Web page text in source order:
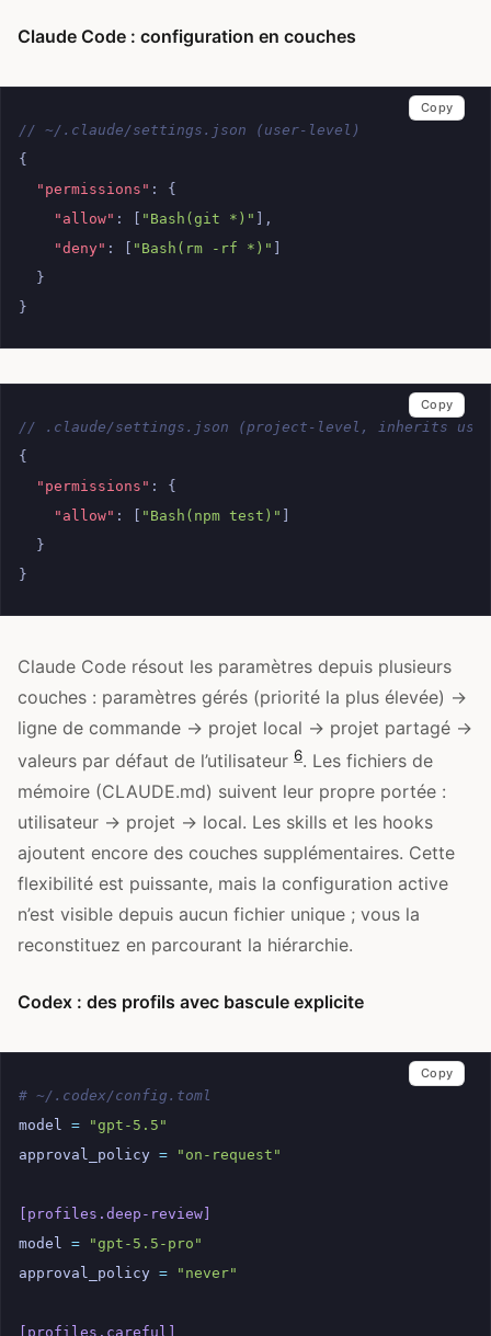
Claude Code : configuration en couches
// ~/.claude/settings.json (user-level)
{
"permissions" :
{
"allow" : [ "Bash(git *)" ],
"deny" : [ "Bash(rm -rf *)" ]
}
}
Copy
// .claude/settings.json (project-level, inherits
{
"permissions" :
{
"allow" : [ "Bash(npm test)" ]
}
}
Copy
Claude Code résout les paramètres depuis plusieurs
couches : paramètres gérés (priorité la plus élevée) →
ligne de commande → projet local → projet partagé →
valeurs par défaut de l’utilisateur 6. Les fichiers de
mémoire (CLAUDE.md) suivent leur propre portée :
utilisateur → projet → local. Les skills et les hooks
ajoutent encore des couches supplémentaires. Cette
flexibilité est puissante, mais la configuration active
n’est visible depuis aucun fichier unique ; vous la
reconstituez en parcourant la hiérarchie.
Codex : des profils avec bascule explicite
# ~/.codex/config.toml
model
=
"gpt-5.5"
approval_policy = "on-request"
[profiles.deep-review]
model
=
"gpt-5.5-pro"
approval_policy = "never"
[profiles.careful]
Copy